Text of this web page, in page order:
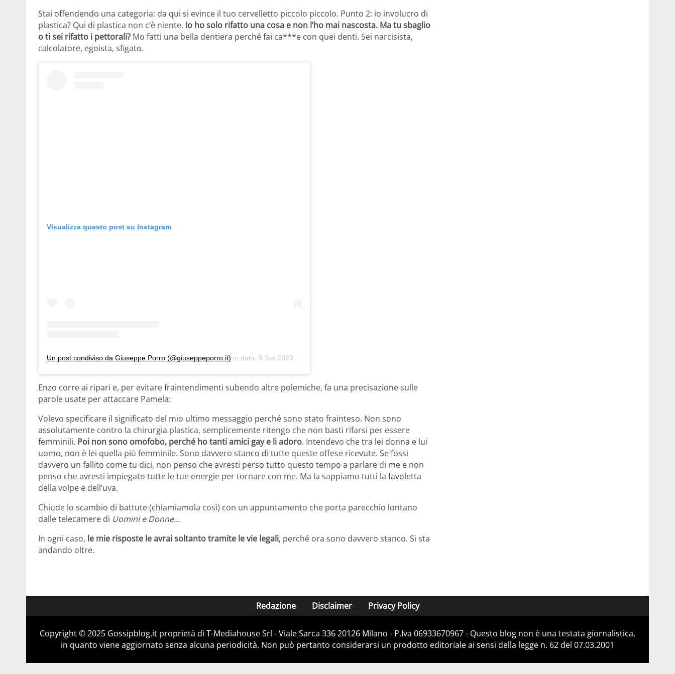
Stai offendendo una categoria: da qui si evince il tuo cervelletto piccolo piccolo. Punto 2: io involucro di
plastica? Qui di plastica non c’è niente. Io ho solo rifatto una cosa e non l’ho mai nascosta. Ma tu sbaglio
o ti sei rifatto i pettorali? Mo fatti una bella dentiera perché fai ca***e con quei denti. Sei narcisista,
calcolatore, egoista, sfigato.
Visualizza questo post su Instagram
Un post condiviso da Giuseppe Porro (@giuseppeporro.it) in data: 5 Set 2020 alle ore 5:14 PDT
Enzo corre ai ripari e, per evitare fraintendimenti subendo altre polemiche, fa una precisazione sulle
parole usate per attaccare Pamela:
Volevo specificare il significato del mio ultimo messaggio perché sono stato frainteso. Non sono
assolutamente contro la chirurgia plastica, semplicemente ritengo che non basti rifarsi per essere
femminili. Poi non sono omofobo, perché ho tanti amici gay e li adoro. Intendevo che tra lei donna e lui
uomo, non è lei quella più femminile. Sono davvero stanco di tutte queste offese ricevute. Se fossi
davvero un fallito come tu dici, non penso che avresti perso tutto questo tempo a parlare di me e non
penso che avresti impiegato tutte le tue energie per tornare con me. Ma la sappiamo tutti la favoletta
della volpe e dell’uva.
Chiude lo scambio di battute (chiamiamola così) con un appuntamento che porta parecchio lontano
dalle telecamere di Uomini e Donne…
In ogni caso, le mie risposte le avrai soltanto tramite le vie legali, perché ora sono davvero stanco. Si sta
andando oltre.
Redazione Disclaimer Privacy Policy
Copyright © 2025 Gossipblog.it proprietà di T-Mediahouse Srl - Viale Sarca 336 20126 Milano - P.Iva 06933670967 - Questo blog non è una testata giornalistica,
in quanto viene aggiornato senza alcuna periodicità. Non può pertanto considerarsi un prodotto editoriale ai sensi della legge n. 62 del 07.03.2001